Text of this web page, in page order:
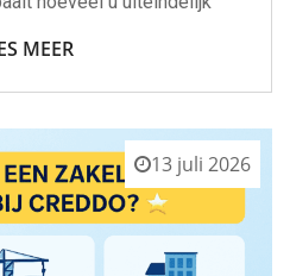
MEER
13 juli 2026